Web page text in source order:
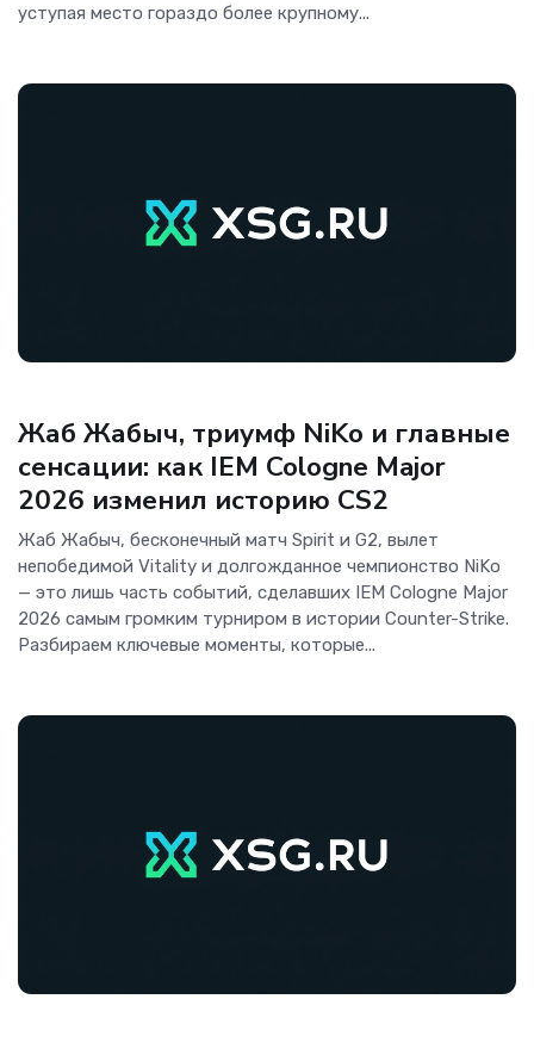
уступая место гораздо более крупному...
Жаб Жабыч, триумф NiKo и главные
сенсации: как IEM Cologne Major
2026 изменил историю CS2
Жаб Жабыч, бесконечный матч Spirit и G2, вылет
непобедимой Vitality и долгожданное чемпионство NiKo
— это лишь часть событий, сделавших IEM Cologne Major
2026 самым громким турниром в истории Counter-Strike.
Разбираем ключевые моменты, которые...